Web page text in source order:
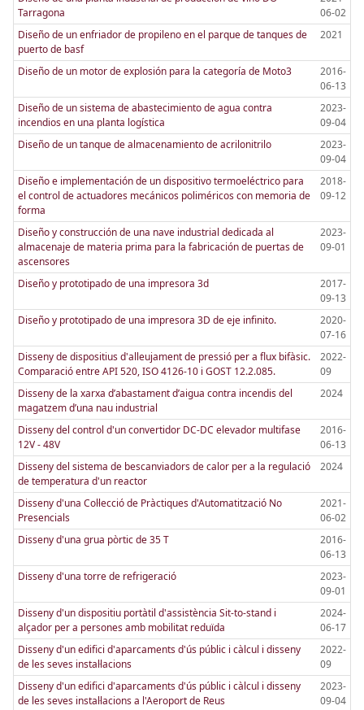
Tarragona
06-02
Diseño de un enfriador de propileno en el parque de tanques de
puerto de basf
2021
Diseño de un motor de explosión para la categoría de Moto3
2016-
06-13
Diseño de un sistema de abastecimiento de agua contra
incendios en una planta logística
2023-
09-04
Diseño de un tanque de almacenamiento de acrilonitrilo
2023-
09-04
Diseño e implementación de un dispositivo termoeléctrico para
el control de actuadores mecánicos poliméricos con memoria de
forma
2018-
09-12
Diseño y construcción de una nave industrial dedicada al
almacenaje de materia prima para la fabricación de puertas de
ascensores
2023-
09-01
Diseño y prototipado de una impresora 3d
2017-
09-13
Diseño y prototipado de una impresora 3D de eje infinito.
2020-
07-16
Disseny de dispositius d'alleujament de pressió per a flux bifàsic.
Comparació entre API 520, ISO 4126-10 i GOST 12.2.085.
2022-
09
Disseny de la xarxa d’abastament d’aigua contra incendis del
magatzem d’una nau industrial
2024
Disseny del control d'un convertidor DC-DC elevador multifase
12V - 48V
2016-
06-13
Disseny del sistema de bescanviadors de calor per a la regulació
de temperatura d'un reactor
2024
Disseny d'una Col·lecció de Pràctiques d'Automatització No
Presencials
2021-
06-02
Disseny d'una grua pòrtic de 35 T
2016-
06-13
Disseny d'una torre de refrigeració
2023-
09-01
Disseny d'un dispositiu portàtil d'assistència Sit-to-stand i
alçador per a persones amb mobilitat reduïda
2024-
06-17
Disseny d'un edifici d'aparcaments d'ús públic i càlcul i disseny
de les seves instal·lacions
2022-
09
Disseny d'un edifici d'aparcaments d'ús públic i càlcul i disseny
de les seves instal·lacions a l'Aeroport de Reus
2023-
09-04